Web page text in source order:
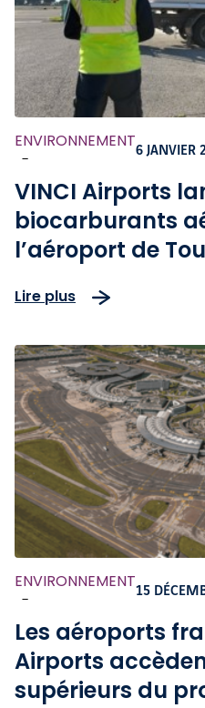
ENVIRONNEMENT
-
6 JANVIER
VINCI Airports
biocarburants
l’aéroport de
Lire plus
ENVIRONNEMENT
-
15
Les aéroports
Airports
supérieurs du